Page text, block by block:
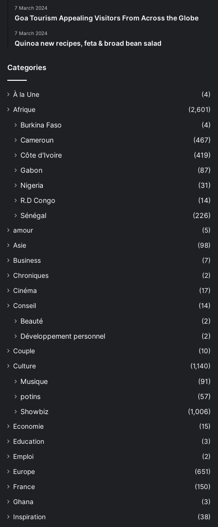
7 March 2024
Goa Tourism Appealing Visitors From Across the Globe
7 March 2024
Quinoa new recipes, feta & broad bean salad
Categories
À la Une
(4)
Afrique
(2,601)
Burkina Faso
(4)
Cameroun
(467)
Côte d'Ivoire
(419)
Gabon
(87)
Nigeria
(31)
R.D Congo
(14)
Sénégal
(226)
amour
(5)
Asie
(98)
Business
(7)
Chroniques
(2)
Cinéma
(17)
Conseil
(14)
Beauté
(2)
Développement personnel
(2)
Couple
(10)
Culture
(1,140)
Musique
(91)
potins
(57)
Showbiz
(1,006)
Economie
(15)
Education
(3)
Emploi
(2)
Europe
(651)
France
(150)
Ghana
(3)
Inspiration
(38)